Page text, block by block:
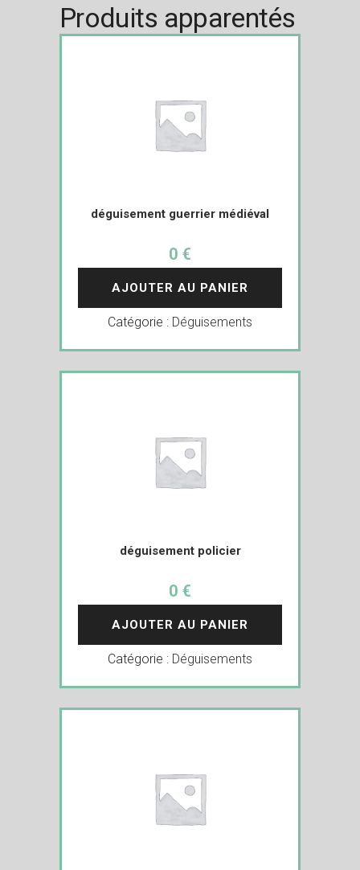
Produits apparentés
déguisement guerrier médiéval
0 €
AJOUTER AU PANIER
Catégorie : Déguisements
déguisement policier
0 €
AJOUTER AU PANIER
Catégorie : Déguisements